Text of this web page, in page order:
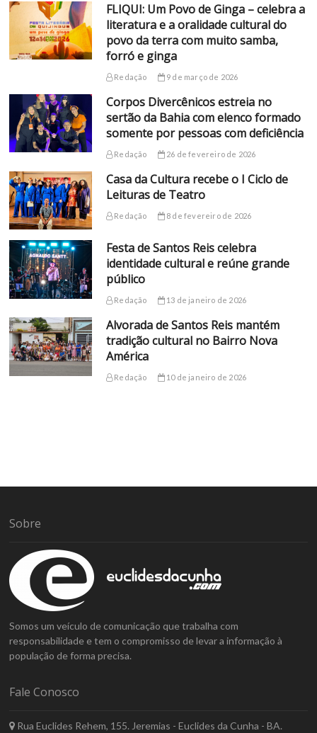
FLIQUI: Um Povo de Ginga – celebra a
literatura e a oralidade cultural do
povo da terra com muito samba,
forró e ginga
Redação 9 de março de 2026
Corpos Divercênicos estreia no
sertão da Bahia com elenco formado
somente por pessoas com deficiência
Redação 26 de fevereiro de 2026
Casa da Cultura recebe o I Ciclo de
Leituras de Teatro
Redação 8 de fevereiro de 2026
Festa de Santos Reis celebra
identidade cultural e reúne grande
público
Redação 13 de janeiro de 2026
Alvorada de Santos Reis mantém
tradição cultural no Bairro Nova
América
Redação 10 de janeiro de 2026
Sobre
Somos um veículo de comunicação que trabalha com
responsabilidade e tem o compromisso de levar a informação à
população de forma precisa.
Fale Conosco
Rua Euclides Rehem, 155. Jeremias - Euclides da Cunha - BA.